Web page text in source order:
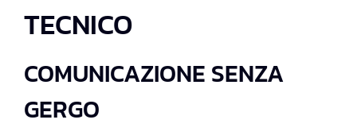
TECNICO
COMUNICAZIONE SENZA
GERGO